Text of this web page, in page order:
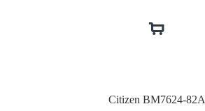
Citizen BM7624-82A